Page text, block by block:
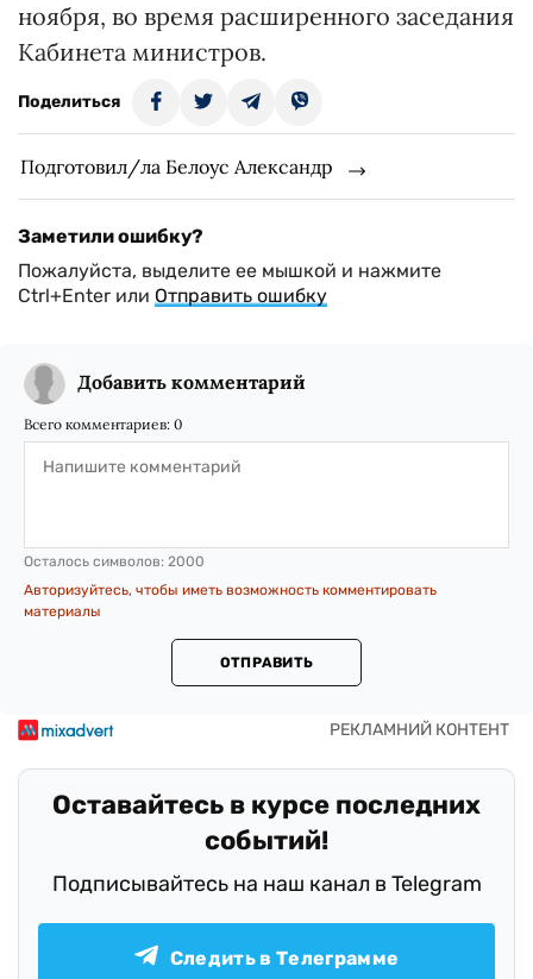
ноября, во время расширенного заседания
Кабинета министров.
Поделиться
Подготовил/ла Белоус Александр
Заметили ошибку?
Пожалуйста, выделите ее мышкой и нажмите
Ctrl+Enter или Отправить ошибку
Добавить комментарий
Всего комментариев: 0
Осталось символов: 2000
Авторизуйтесь, чтобы иметь возможность комментировать
материалы
ОТПРАВИТЬ
Оставайтесь в курсе последних
событий!
Подписывайтесь на наш канал в Telegram
Следить в Телеграмме